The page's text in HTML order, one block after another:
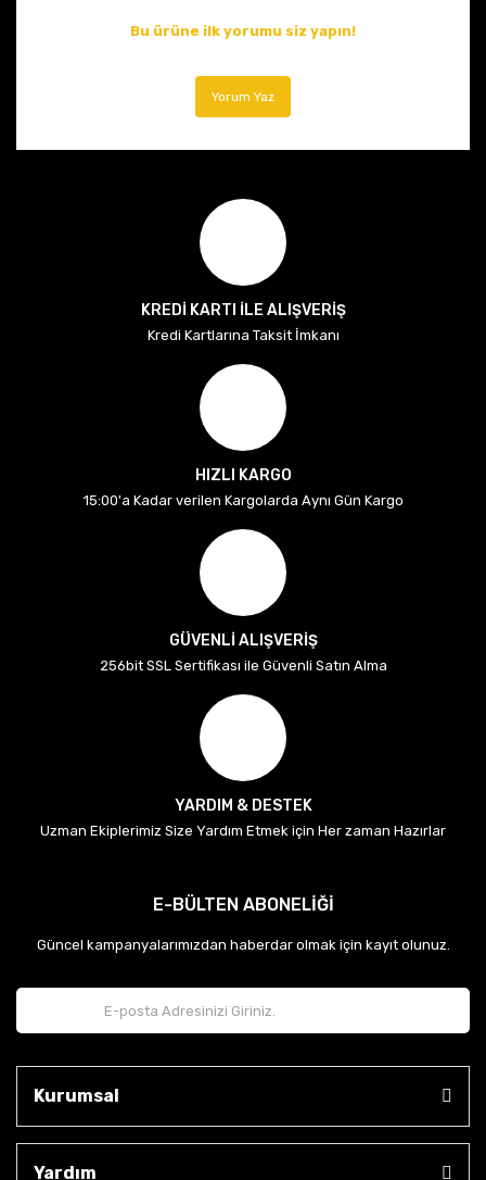
Bu ürüne ilk yorumu siz yapın!
Yorum Yaz
KREDİ KARTI İLE ALIŞVERİŞ
Kredi Kartlarına Taksit İmkanı
HIZLI KARGO
15:00'a Kadar verilen Kargolarda Aynı Gün Kargo
GÜVENLİ ALIŞVERİŞ
256bit SSL Sertifikası ile Güvenli Satın Alma
YARDIM & DESTEK
Uzman Ekiplerimiz Size Yardım Etmek için Her zaman Hazırlar
E-BÜLTEN ABONELİĞİ
Güncel kampanyalarımızdan haberdar olmak için kayıt olunuz.
Kurumsal
Yardım